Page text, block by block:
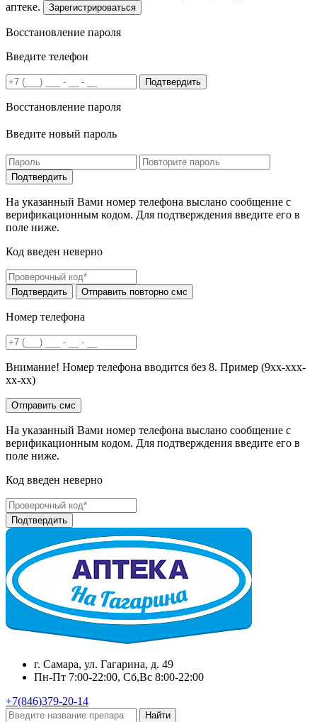
аптеке.
Зарегистрироваться
Восстановление пароля
Введите телефон
Подтвердить
Восстановление пароля
Введите новый пароль
На указанный Вами номер телефона выслано сообщение с
верификационным кодом. Для подтверждения введите его в
поле ниже.
Код введен неверно
Номер телефона
Внимание! Номер телефона вводится без 8. Пример (9хх-ххх-
хх-хх)
На указанный Вами номер телефона выслано сообщение с
верификационным кодом. Для подтверждения введите его в
поле ниже.
Код введен неверно
г. Самара, ул. Гагарина, д. 49
Пн-Пт 7:00-22:00, Сб,Вс 8:00-22:00
+7(846)379-20-14
Найти